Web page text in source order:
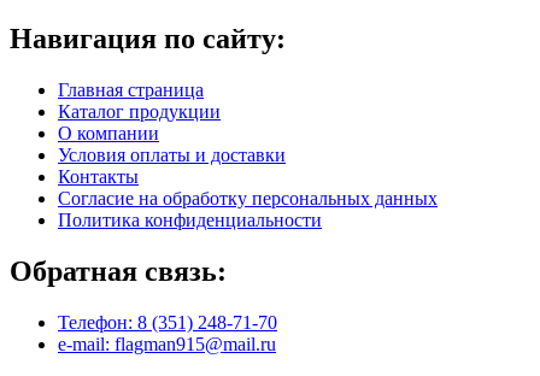
Навигация по сайту:
Главная страница
Каталог продукции
О компании
Условия оплаты и доставки
Контакты
Согласие на обработку персональных данных
Политика конфиденциальности
Обратная связь:
Телефон: 8 (351) 248-71-70
e-mail: flagman915@mail.ru